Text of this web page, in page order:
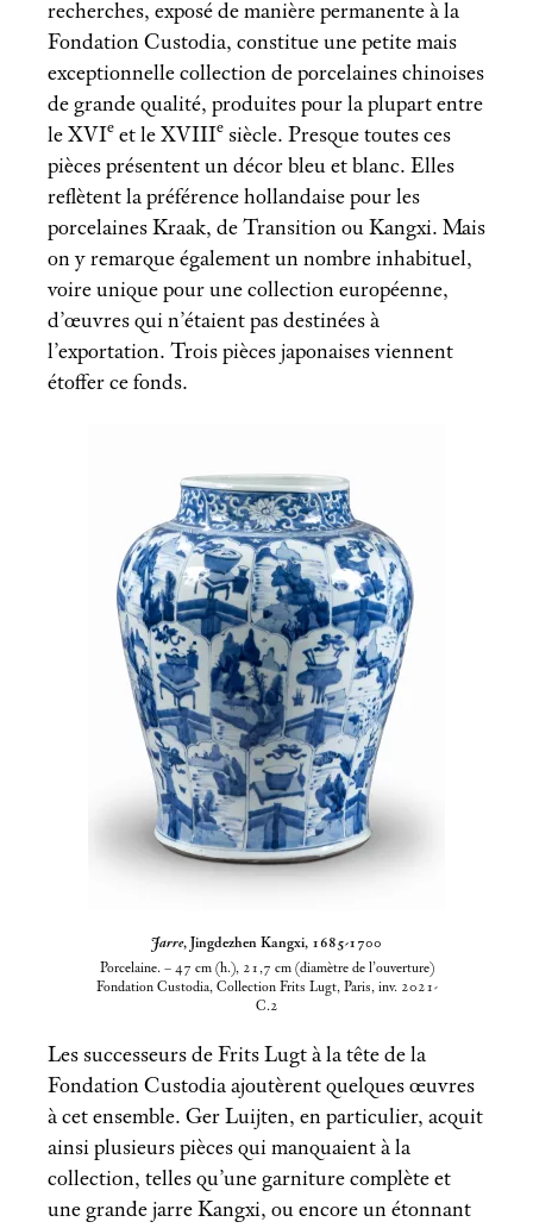
recherches, exposé de manière permanente à la
Fondation Custodia, constitue une petite mais
exceptionnelle collection de porcelaines chinoises
de grande qualité, produites pour la plupart entre
le XVIe et le XVIIIe siècle. Presque toutes ces
pièces présentent un décor bleu et blanc. Elles
reflètent la préférence hollandaise pour les
porcelaines Kraak, de Transition ou Kangxi. Mais
on y remarque également un nombre inhabituel,
voire unique pour une collection européenne,
d’œuvres qui n’étaient pas destinées à
l’exportation. Trois pièces japonaises viennent
étoffer ce fonds.
Jarre, Jingdezhen Kangxi, 1685-1700
Porcelaine. – 47 cm (h.), 21,7 cm (diamètre de l’ouverture)
Fondation Custodia, Collection Frits Lugt, Paris, inv. 2021-
C.2
Les successeurs de Frits Lugt à la tête de la
Fondation Custodia ajoutèrent quelques œuvres
à cet ensemble. Ger Luijten, en particulier, acquit
ainsi plusieurs pièces qui manquaient à la
collection, telles qu’une garniture complète et
une grande jarre Kangxi, ou encore un étonnant